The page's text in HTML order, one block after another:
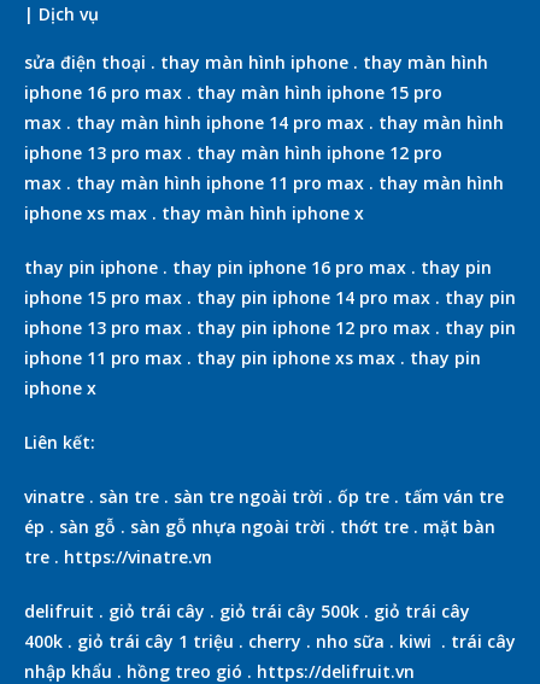
| Dịch vụ
sửa điện thoại . thay màn hình iphone . thay màn hình
iphone 16 pro max . thay màn hình iphone 15 pro
max . thay màn hình iphone 14 pro max . thay màn hình
iphone 13 pro max . thay màn hình iphone 12 pro
max . thay màn hình iphone 11 pro max . thay màn hình
iphone xs max . thay màn hình iphone x
thay pin iphone . thay pin iphone 16 pro max . thay pin
iphone 15 pro max . thay pin iphone 14 pro max . thay pin
iphone 13 pro max . thay pin iphone 12 pro max . thay pin
iphone 11 pro max . thay pin iphone xs max . thay pin
iphone x
Liên kết:
vinatre . sàn tre . sàn tre ngoài trời . ốp tre . tấm ván tre
ép . sàn gỗ . sàn gỗ nhựa ngoài trời . thớt tre . mặt bàn
tre . https://vinatre.vn
delifruit . giỏ trái cây . giỏ trái cây 500k . giỏ trái cây
400k . giỏ trái cây 1 triệu . cherry . nho sữa . kiwi . trái cây
nhập khẩu . hồng treo gió . https://delifruit.vn